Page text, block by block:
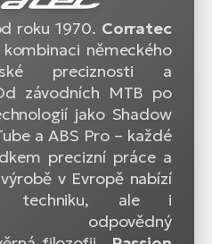
roku 1970. Corratec
německého
preciznosti a
závodních MTB po
jako Shadow
a ABS Pro – každé
precizní práce a
v Evropě nabízí
techniku, ale i
odpovědný